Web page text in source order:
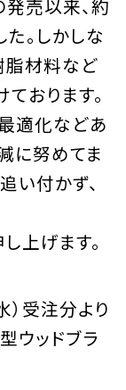
発売以来、約
。しかしな
脂材料など
おります。
適化などあ
に努めてま
い付かず、
上げます。
）受注分より
ウッドブラ